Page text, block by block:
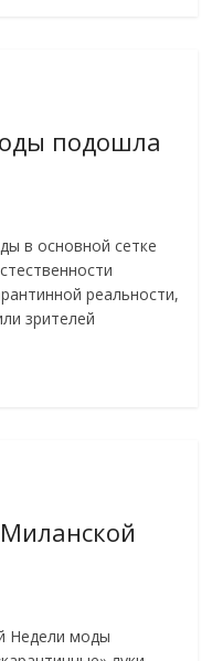
подошла
в основной сетке
реальности,
зрителей
Недели моды